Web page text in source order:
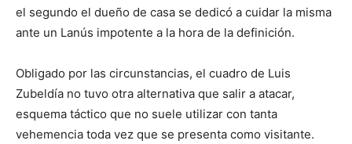
el segundo el dueño de casa se dedicó a cuidar la misma
ante un Lanús impotente a la hora de la definición.
Obligado por las circunstancias, el cuadro de Luis
Zubeldía no tuvo otra alternativa que salir a atacar,
esquema táctico que no suele utilizar con tanta
vehemencia toda vez que se presenta como visitante.